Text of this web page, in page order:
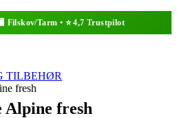
TILBEHØR
fresh
Alpine fresh